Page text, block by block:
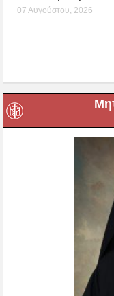
07 Αυγούστου, 2026